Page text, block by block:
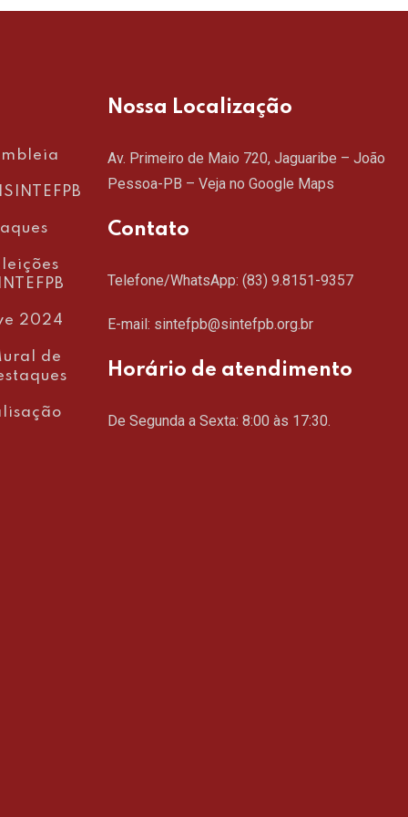
2024
de
Nossa Localização
Av. Primeiro de Maio 720, Jaguaribe – João
Pessoa-PB – Veja no Google Maps
Contato
Telefone/WhatsApp: (83) 9.8151-9357
E-mail: sintefpb@sintefpb.org.br
Horário de atendimento
De Segunda a Sexta: 8:00 às 17:30.